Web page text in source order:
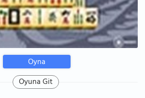
Oyna
Oyuna Git